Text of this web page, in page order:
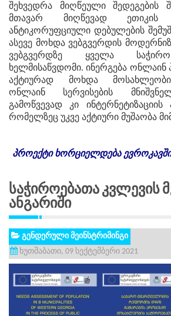
შეხვედრა მიღწეული შედეგების
მთავარ მიღწევად
ანტიკორუფციული დებულების
ასევე მოხდა ვებგვერდის
ვებგვერდზე ყველა
ხელმისაწვდომი. ინერგება ონლაინ
აქტიურად მოხდა
ონლაინ სერვისების
გამოწვევად კი
რომელზეც უკვე აქტიური მუშაობა
პროექტი ხორციელდება
Საჭიროებათა Კვლევის
Ანგარიში
გენდერული მეინსტრიმინგი
ხუთშაბათი, 09 სექტემბერი 2021